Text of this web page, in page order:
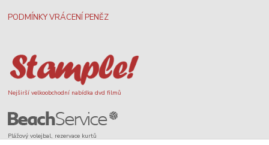
PODMÍNKY VRÁCENÍ PENĚZ
Nejširší velkoobchodní nabídka dvd filmů
Plážový volejbal, rezervace kurtů